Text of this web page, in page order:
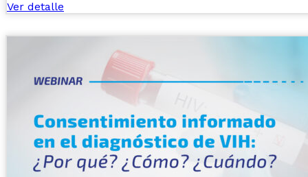
Ver detalle